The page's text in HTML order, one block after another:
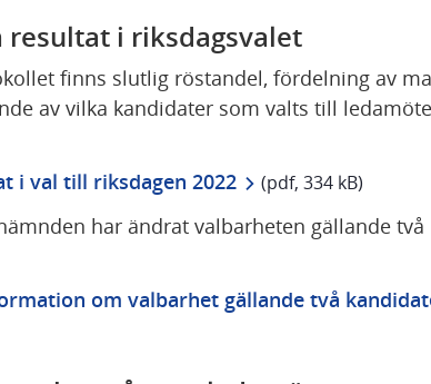
resultat i riksdagsvalet
finns slutlig röstandel, fördelning av
av vilka kandidater som valts till
i val till riksdagen 2022pdf, 334 kB.
(pdf, 334 kB)
har ändrat valbarheten gällande två
om valbarhet gällande två